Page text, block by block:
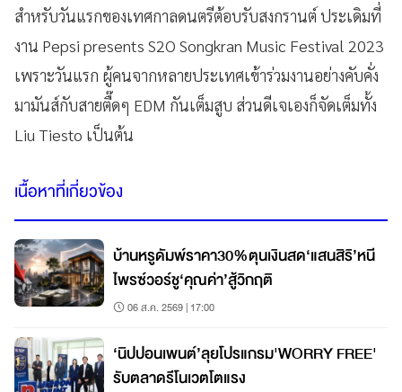
สำหรับวันแรกของเทศกาลดนตรีต้อบรับสงกรานต์ ประเดิมที่
งาน Pepsi presents S2O Songkran Music Festival 2023
เพราะวันแรก ผู้คนจากหลายประเทศเข้าร่วมงานอย่างคับคั่ง
มามันส์กับสายตื๊ดๆ EDM กันเต็มสูบ ส่วนดีเจเองก็จัดเต็มทั้ง
Liu Tiesto เป็นต้น
เนื้อหาที่เกี่ยวข้อง
บ้านหรูดัมพ์ราคา30%ตุนเงินสด‘แสนสิริ’หนี
ไพรซ์วอร์ชู‘คุณค่า’สู้วิกฤติ
06 ส.ค. 2569 | 17:00
‘นิปปอนเพนต์’ลุยโปรแกรม'WORRY FREE'
รับตลาดรีโนเวตโตแรง